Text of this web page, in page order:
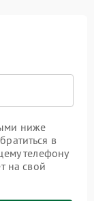
ниже
в
телефону
на свой